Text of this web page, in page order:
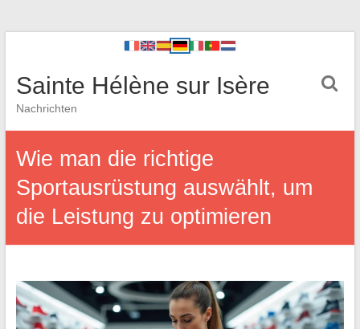
Sainte Hélène sur Isère
Nachrichten
Wie man die richtige
Sportausrüstung auswählt, um
die Leistung zu optimieren